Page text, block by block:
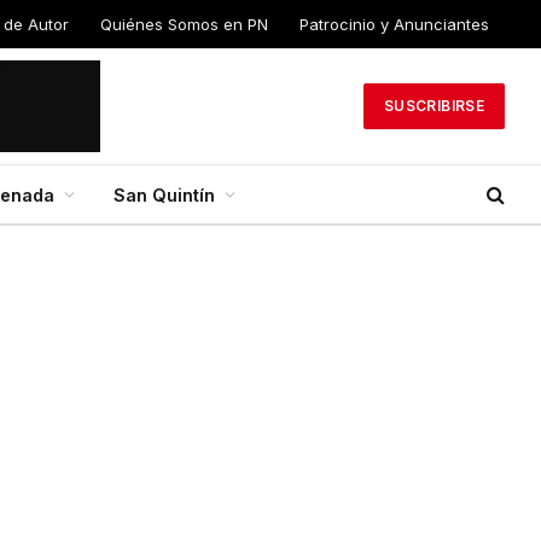
Autor Quiénes Somos en PN Patrocinio y Anunciantes
SUSCRIBIRSE
San Quintín